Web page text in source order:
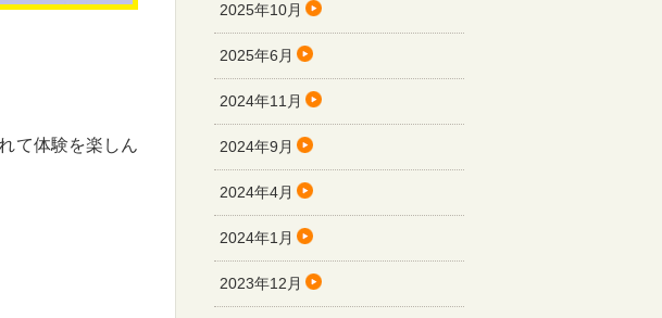
て体験を楽しん
2025年10月
2025年6月
2024年11月
2024年9月
2024年4月
2024年1月
2023年12月